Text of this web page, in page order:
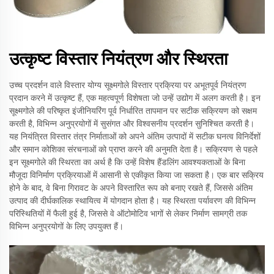
उत्कृष्ट विस्तार नियंत्रण और स्थिरता
उच्च प्रदर्शन वाले विस्तार योग्य सूक्ष्मगोले विस्तार प्रक्रिया पर अभूतपूर्व नियंत्रण
प्रदान करने में उत्कृष्ट हैं, एक महत्वपूर्ण विशेषता जो उन्हें उद्योग में अलग करती है। इन
सूक्ष्मगोले की परिष्कृत इंजीनियरिंग पूर्व निर्धारित तापमान पर सटीक सक्रियण को सक्षम
करती है, विभिन्न अनुप्रयोगों में सुसंगत और विश्वसनीय प्रदर्शन सुनिश्चित करती है।
यह नियंत्रित विस्तार तंत्र निर्माताओं को अपने अंतिम उत्पादों में सटीक घनत्व विनिर्देशों
और समान कोशिका संरचनाओं को प्राप्त करने की अनुमति देता है। सक्रियण से पहले
इन सूक्ष्मगोले की स्थिरता का अर्थ है कि उन्हें विशेष हैंडलिंग आवश्यकताओं के बिना
मौजूदा विनिर्माण प्रक्रियाओं में आसानी से एकीकृत किया जा सकता है। एक बार सक्रिय
होने के बाद, वे बिना गिरावट के अपने विस्तारित रूप को बनाए रखते हैं, जिससे अंतिम
उत्पाद की दीर्घकालिक स्थायित्व में योगदान होता है। यह स्थिरता पर्यावरण की विभिन्न
परिस्थितियों में फैली हुई है, जिससे वे ऑटोमोटिव भागों से लेकर निर्माण सामग्री तक
विभिन्न अनुप्रयोगों के लिए उपयुक्त हैं।